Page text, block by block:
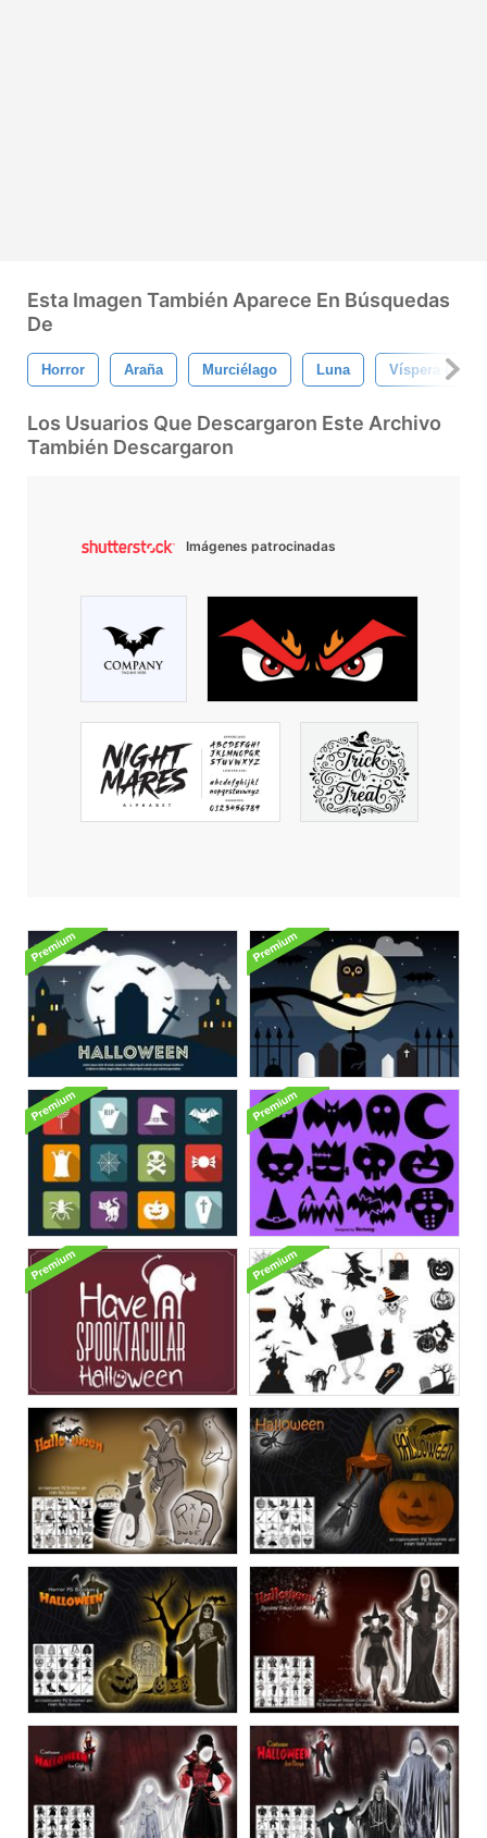
Esta Imagen También Aparece En Búsquedas
De
Horror Araña Murciélago Luna Víspera De
Los Usuarios Que Descargaron Este Archivo
También Descargaron
Imágenes patrocinadas